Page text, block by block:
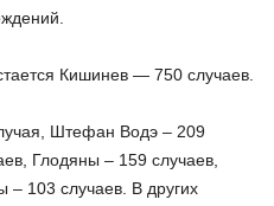
Кишинев — 750 случаев.
Штефан Водэ – 209
Глодяны – 159 случаев,
103 случаев. В других